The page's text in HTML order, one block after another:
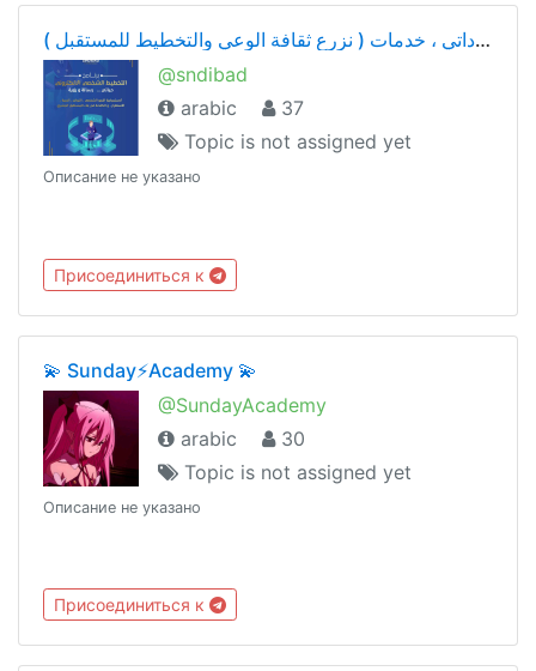
تطوير داتي ، خدمات ( نزرع ثقافة الوعي والتخطيط للمستقبل )
@sndibad
arabic
37
Topic is not assigned yet
Описание не указано
Присоединиться к
💫 Sunday⚡️Academy 💫
@SundayAcademy
arabic
30
Topic is not assigned yet
Описание не указано
Присоединиться к